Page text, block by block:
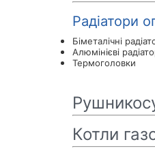
Радіатори
Біметалічні
Алюмінієві
Термоголовки
Котли